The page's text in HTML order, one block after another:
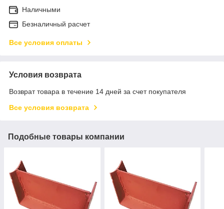
Наличными
Безналичный расчет
Все условия оплаты
Условия возврата
Возврат товара в течение 14 дней за счет покупателя
Все условия возврата
Подобные товары компании